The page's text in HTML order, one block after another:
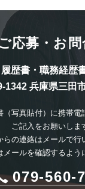
応募・お問
履歴書・職務経歴
1342 兵庫県三田
（写真貼付）に携帯電
ご記入をお願いしま
らの連絡は メールで行
メールを確認するよう
079-560-